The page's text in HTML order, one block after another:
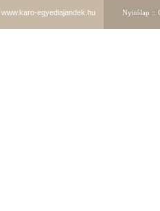
www.karo-egyediajandek.hu Nyitólap ::